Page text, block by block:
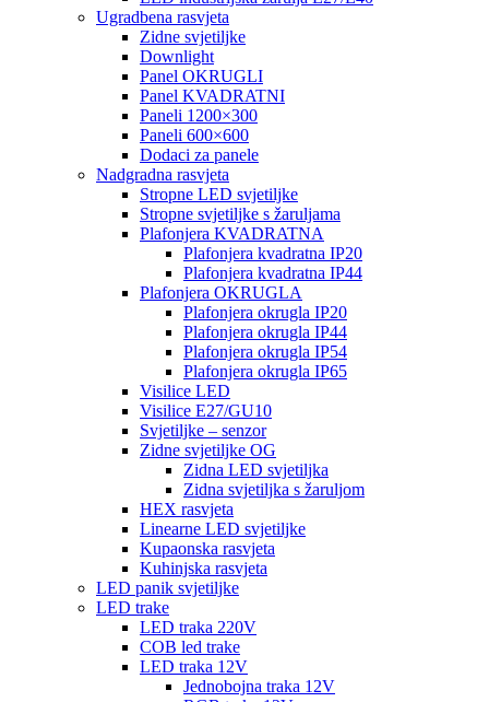
Ugradbena rasvjeta
Zidne svjetiljke
Downlight
Panel OKRUGLI
Panel KVADRATNI
Paneli 1200×300
Paneli 600×600
Dodaci za panele
Nadgradna rasvjeta
Stropne LED svjetiljke
Stropne svjetiljke s žaruljama
Plafonjera KVADRATNA
Plafonjera kvadratna IP20
Plafonjera kvadratna IP44
Plafonjera OKRUGLA
Plafonjera okrugla IP20
Plafonjera okrugla IP44
Plafonjera okrugla IP54
Plafonjera okrugla IP65
Visilice LED
Visilice E27/GU10
Svjetiljke – senzor
Zidne svjetiljke OG
Zidna LED svjetiljka
Zidna svjetiljka s žaruljom
HEX rasvjeta
Linearne LED svjetiljke
Kupaonska rasvjeta
Kuhinjska rasvjeta
LED panik svjetiljke
LED trake
LED traka 220V
COB led trake
LED traka 12V
Jednobojna traka 12V